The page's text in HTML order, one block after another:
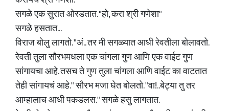
सगळे एक सुरात ओरडतात. "हो, करा श्री गणेशा"
सगळे हसतात...
विराज बोलु लागतो. "अं.. तर मी सगळ्यात आधी रेवतीला बोलावतो.
रेवती तुला सौरभमधला एक चांगला गुण आणि एक वाईट गुण
सांगायचा आहे. तसच ते गुण तुला चांगला आणि वाईट का वाटतात
तेही सांगायचं आहे." सौरभ मजा घेत बोलतो. "वा!..बेट्या तु तर
आम्हालाच आधी पकडलस." सगळे हसु लागतात.